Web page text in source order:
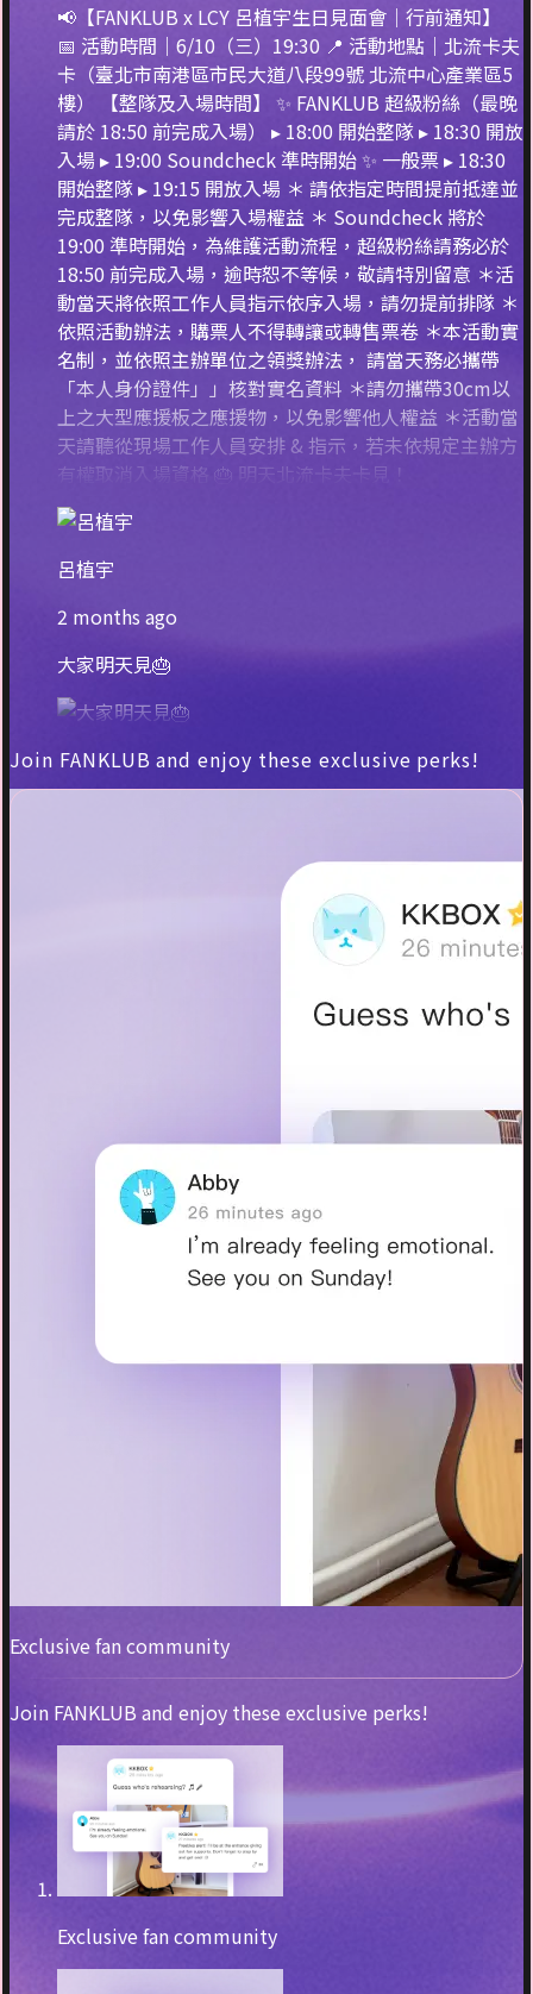
📢【FANKLUB x LCY 呂植宇生日見面會｜行前通知】
📅 活動時間｜6/10（三）19:30 📍 活動地點｜北流卡夫
卡（臺北市南港區市民大道八段99號 北流中心產業區5
樓） 【整隊及入場時間】 ✨ FANKLUB 超級粉絲（最晚
請於 18:50 前完成入場） ▸ 18:00 開始整隊 ▸ 18:30 開放
入場 ▸ 19:00 Soundcheck 準時開始 ✨ 一般票 ▸ 18:30
開始整隊 ▸ 19:15 開放入場 ＊ 請依指定時間提前抵達並
完成整隊，以免影響入場權益 ＊ Soundcheck 將於
19:00 準時開始，為維護活動流程，超級粉絲請務必於
18:50 前完成入場，逾時恕不等候，敬請特別留意 ＊活
動當天將依照工作人員指示依序入場，請勿提前排隊 ＊
依照活動辦法，購票人不得轉讓或轉售票卷 ＊本活動實
名制，並依照主辦單位之領獎辦法， 請當天務必攜帶
「本人身份證件」」核對實名資料 ＊請勿攜帶30cm以
上之大型應援板之應援物，以免影響他人權益 ＊活動當
天請聽從現場工作人員安排 & 指示，若未依規定主辦方
有權取消入場資格 🎂 明天北流卡夫卡見！
呂植宇
2 months ago
大家明天見🎂
Join FANKLUB and enjoy these exclusive perks!
Exclusive fan community
Join FANKLUB and enjoy these exclusive perks!
Exclusive fan community